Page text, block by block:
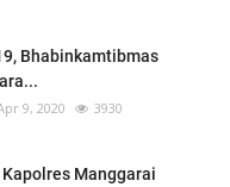
Bhabinkamtibmas
9, 2020 3930
Manggarai